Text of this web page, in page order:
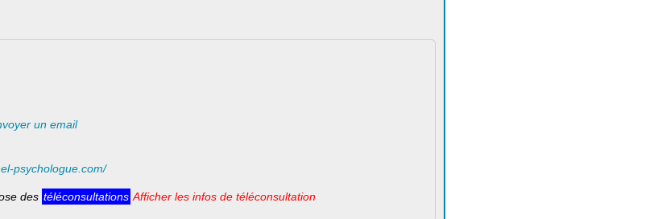
un email
psychologue.com/
des téléconsultations Afficher les infos de téléconsultation